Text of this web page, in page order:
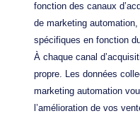
fonction des canaux
de marketing
spécifiques en fonction
À chaque canal
propre. Les données
marketing automation
l’amélioration de vos